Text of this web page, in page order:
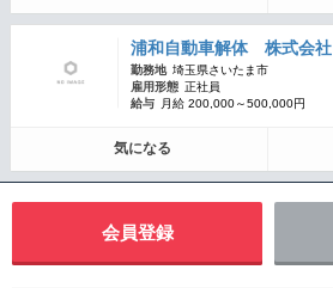
浦和自動車解体 株式会社
勤務地 埼玉県さいたま市
雇用形態 正社員
給与
月給 200,000～500,000円
気になる
会員登録